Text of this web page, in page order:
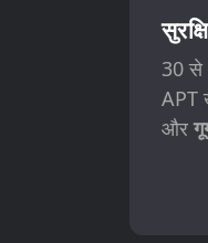
30 से
APT
और